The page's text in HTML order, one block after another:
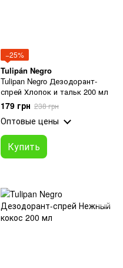
−25%
Tulipán Negro
Tulipan Negro Дезодорант-
спрей Хлопок и тальк 200 мл
179 грн 238 грн
Оптовые цены
Купить